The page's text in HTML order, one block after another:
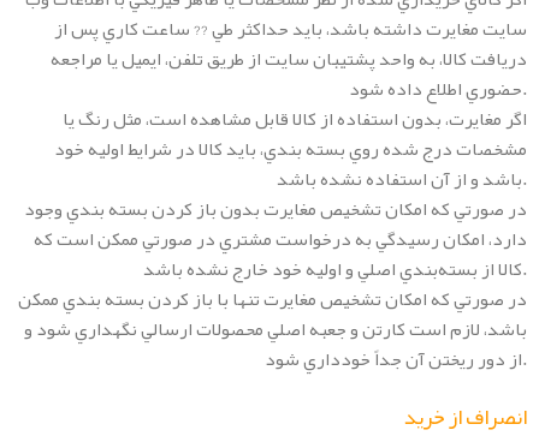
سايت مغايرت داشته باشد، بايد حداکثر طي ?? ساعت کاري پس از
دريافت کالا، به واحد پشتيبان سايت از طريق تلفن، ايميل يا مراجعه
حضوري اطلاع داده شود.
اگر مغايرت، بدون استفاده از کالا قابل مشاهده است، مثل رنگ يا
مشخصات درج شده روي بسته بندي، بايد کالا در شرايط اوليه خود
باشد و از آن استفاده نشده باشد.
در صورتي که امکان تشخيص مغايرت بدون باز کردن بسته بندي وجود
دارد، امکان رسيدگي به درخواست مشتري در صورتي ممکن است که
کالا از بسته‌بندي اصلي و اوليه خود خارج نشده باشد.
در صورتي که امکان تشخيص مغايرت تنها با باز کردن بسته بندي ممکن
باشد، لازم است کارتن و جعبه اصلي محصولات ارسالي نگهداري شود و
از دور ريختن آن جداً خودداري شود.
انصراف از خريد